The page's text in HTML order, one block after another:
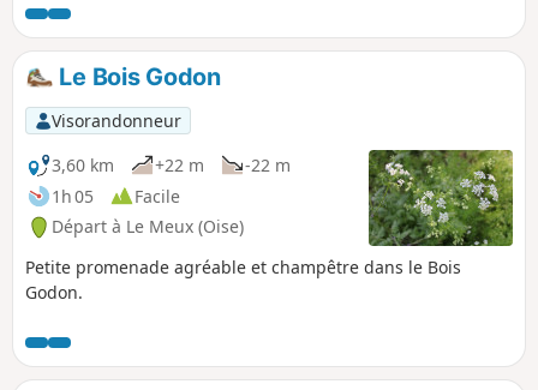
qui se rétrécit parfois. Après avoir
traversé la ligne de chemin de fer et la
D13, vous prendrez les petits chemins
en passant derrière les maisons qui
vous conduiront sur les hauteurs du
Mont Saint-Pierre. Chemin faisant, vous
rejoindrez les berges de l'Oise en
passant par le port de plaisance.
Le Bois Godon
Visorandonneur
3,60 km
+22 m
-22 m
1h 05
Facile
Départ à Le Meux (Oise)
Petite promenade agréable et champêtre dans le Bois
Godon.